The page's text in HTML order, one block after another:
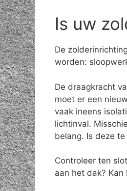
Is uw
De
worden:
De draagkracht
moet er een
vaak ineens
lichtinval.
belang. Is deze
Controleer ten
aan het dak?